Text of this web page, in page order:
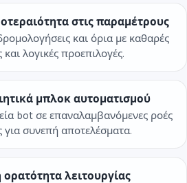
στις παραμέτρους
και όρια με καθαρές
λογικές προεπιλογές.
μπλοκ αυτοματισμού
bot σε επαναλαμβανόμενες ροές
για συνεπή αποτελέσματα.
λειτουργίας